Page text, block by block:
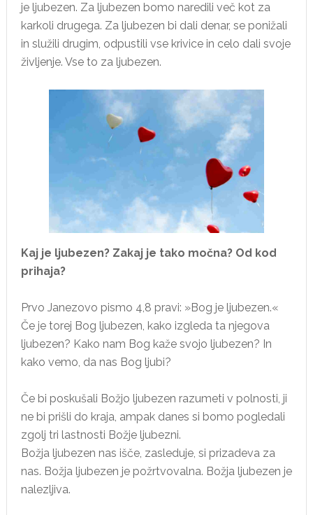
je ljubezen. Za ljubezen bomo naredili več kot za
karkoli drugega. Za ljubezen bi dali denar, se ponižali
in služili drugim, odpustili vse krivice in celo dali svoje
življenje. Vse to za ljubezen.
Kaj je ljubezen? Zakaj je tako močna? Od kod
prihaja?
Prvo Janezovo pismo 4,8 pravi: »Bog je ljubezen.«
Če je torej Bog ljubezen, kako izgleda ta njegova
ljubezen? Kako nam Bog kaže svojo ljubezen? In
kako vemo, da nas Bog ljubi?
Če bi poskušali Božjo ljubezen razumeti v polnosti, ji
ne bi prišli do kraja, ampak danes si bomo pogledali
zgolj tri lastnosti Božje ljubezni.
Božja ljubezen nas išče, zasleduje, si prizadeva za
nas. Božja ljubezen je požrtvovalna. Božja ljubezen je
nalezljiva.